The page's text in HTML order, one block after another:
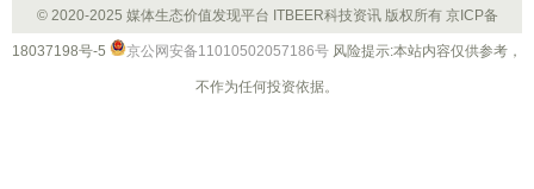
© 2020-2025 媒体生态价值发现平台 ITBEER科技资讯 版权所有 京ICP备
18037198号-5 京公网安备11010502057186号 风险提示:本站内容仅供参考，
不作为任何投资依据。